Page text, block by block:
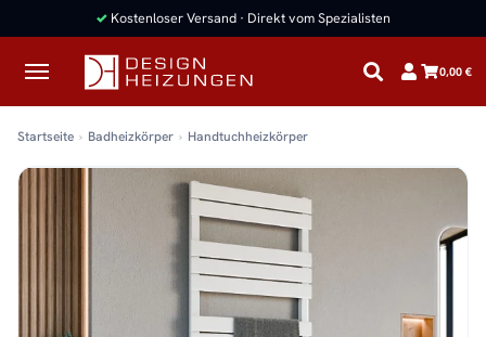
✓ Kostenloser Versand · Direkt vom Spezialisten
0,00 €
Startseite Badheizkörper Handtuchheizkörper